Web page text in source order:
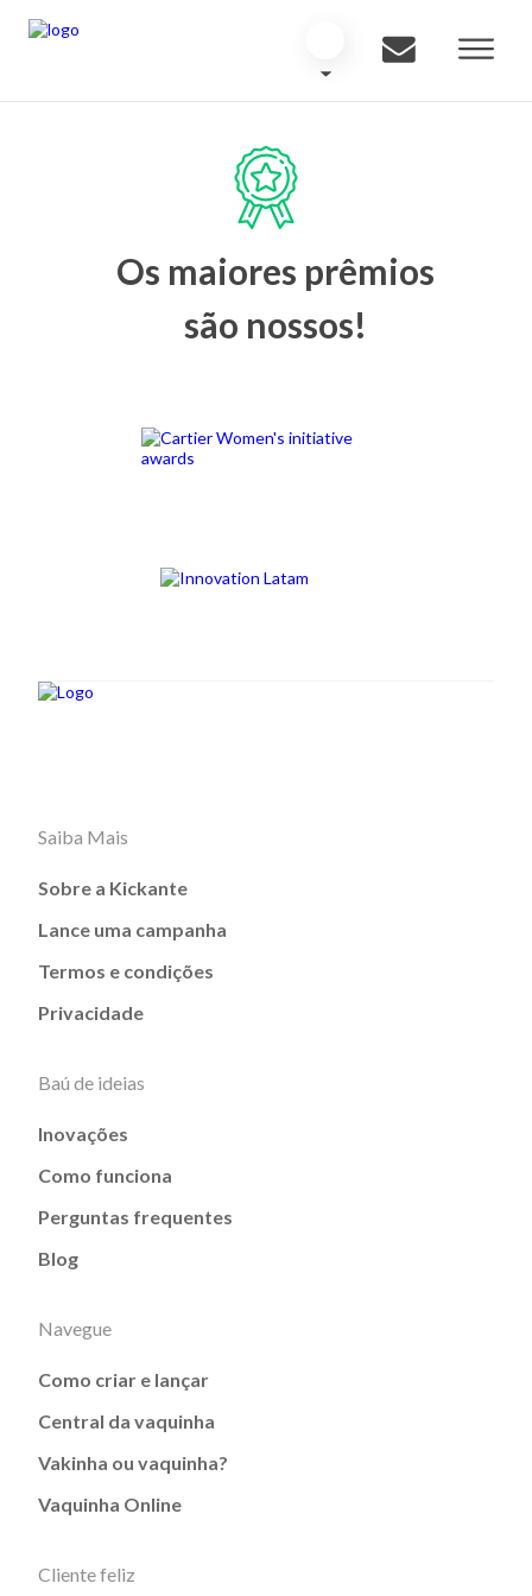
Os maiores prêmios
são nossos!
Saiba Mais
Sobre a Kickante
Lance uma campanha
Termos e condições
Privacidade
Baú de ideias
Inovações
Como funciona
Perguntas frequentes
Blog
Navegue
Como criar e lançar
Central da vaquinha
Vakinha ou vaquinha?
Vaquinha Online
Cliente feliz